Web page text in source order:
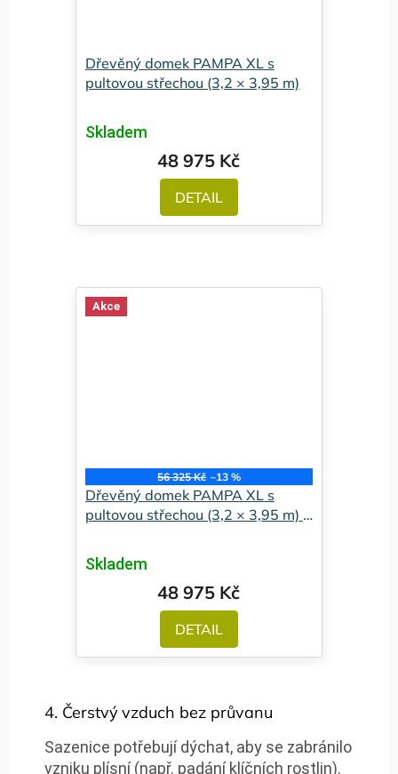
Dřevěný domek PAMPA XL s
pultovou střechou (3,2 × 3,95 m)
Skladem
48 975 Kč
DETAIL
Akce
56 325 Kč –13 %
Dřevěný domek PAMPA XL s
pultovou střechou (3,2 × 3,95 m) -
Skladem
48 975 Kč
DETAIL
4. Čerstvý vzduch bez průvanu
Sazenice potřebují dýchat, aby se zabránilo
vzniku plísní (např. padání klíčních rostlin).